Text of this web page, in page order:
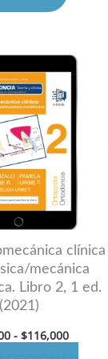
clínica
mecánica
Libro 2, 1 ed.
(2021)
- $116,000
Rango
de
desde
Este
tiene
Las
se
pueden
elegir
en
página